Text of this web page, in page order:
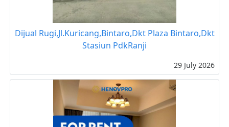
Dijual Rugi,Jl.Kuricang,Bintaro,Dkt Plaza Bintaro,Dkt
Stasiun PdkRanji
29 July 2026